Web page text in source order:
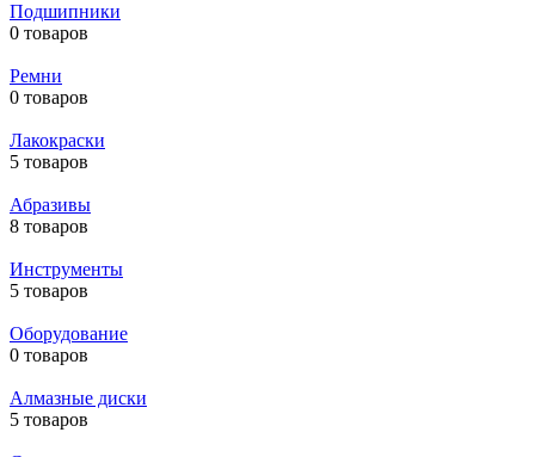
Подшипники
0 товаров
Ремни
0 товаров
Лакокраски
5 товаров
Абразивы
8 товаров
Инструменты
5 товаров
Оборудование
0 товаров
Алмазные диски
5 товаров